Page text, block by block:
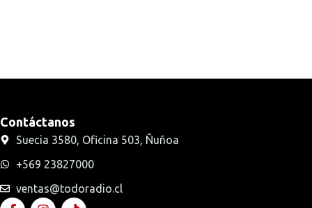
Contáctanos
Suecia 3580, Oficina 503, Ñuñoa
+569 23827000
ventas@todoradio.cl